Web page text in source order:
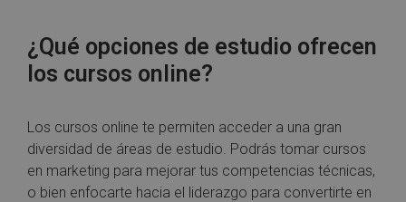
¿Qué opciones de estudio ofrecen
los cursos online?
Los cursos online te permiten acceder a una gran
diversidad de áreas de estudio. Podrás tomar cursos
en marketing para mejorar tus competencias técnicas,
o bien enfocarte hacia el liderazgo para convertirte en